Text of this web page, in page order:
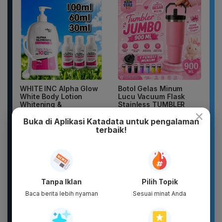
WHITE INC Alpha Glow
White Body Lotion
Whitening &
Botol Gelas Minum
Lucu Vacuum Flask
Stainless TUMBLER
DIKIRIM 2 BOTOL
Sandal Baim unisex
×
Buka di Aplikasi Katadata untuk pengalaman
terbaik!
Tanpa Iklan
Baca berita lebih nyaman
Pilih Topik
Sesuai minat Anda